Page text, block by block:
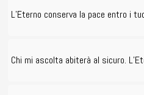
L’Eterno conserva la pace entro i
Chi mi ascolta abiterà al sicuro.